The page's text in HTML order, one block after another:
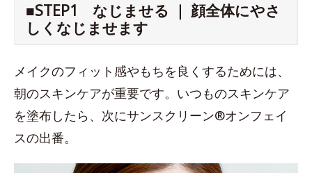
■STEP1 なじませる ｜ 顔全体にやさ
しくなじませます
メイクのフィット感やもちを良くするためには、
朝のスキンケアが重要です。いつものスキンケア
を塗布したら、次にサンスクリーン®オンフェイ
スの出番。